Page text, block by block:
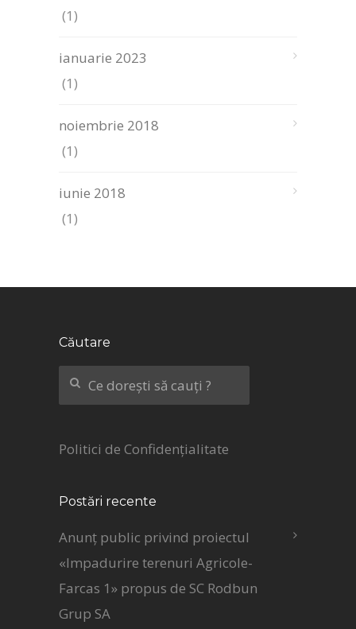
(1)
ianuarie 2023
(1)
noiembrie 2018
(1)
iunie 2018
(1)
Căutare
Politici de Confidențialitate
Postări recente
Anunț public privind proiectul
«Impadurire terenuri Agricole-
Farcas 1» propus de SC Rodbun
Grup SA